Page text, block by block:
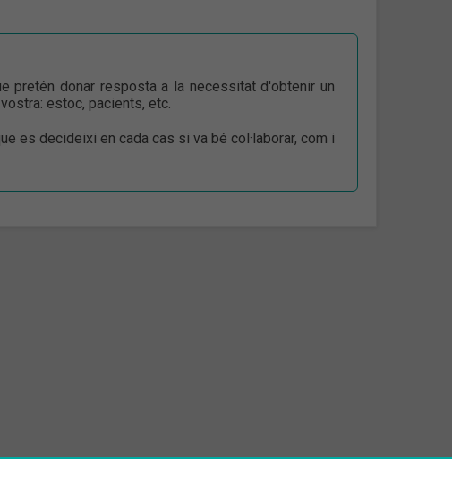
pretén donar resposta a la necessitat d'obtenir un
estoc, pacients, etc.
es decideixi en cada cas si va bé col·laborar, com i